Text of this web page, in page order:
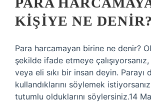
KIŞIYE NE DENIR?
Para harcamayan birine ne denir?
şekilde ifade etmeye
veya eli sıkı bir insan deyin. Parayı
kullandıklarını söylemek
tutumlu olduklarını söylersiniz.14